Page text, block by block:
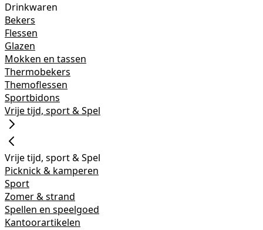
Drinkwaren
Bekers
Flessen
Glazen
Mokken en tassen
Thermobekers
Themoflessen
Sportbidons
Vrije tijd, sport & Spel
Vrije tijd, sport & Spel
Picknick & kamperen
Sport
Zomer & strand
Spellen en speelgoed
Kantoorartikelen